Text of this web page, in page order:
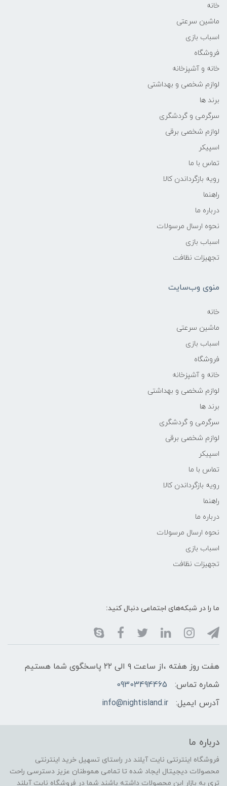
خانه
ماشین سرعتی
اسباب بازی
فروشگاه
خانه و آشپزخانه
لوازم شخصی و بهداشتی
برند ها
سرگرمی و گردشگری
لوازم شخصی برقی
اسپیکر
تماس با ما
رویه بازگرداندن کالا
راهنما
درباره ما
نحوه ارسال مرسولات
اسباب بازی
تجهیزات نظافت
منوی وب‌سایت
خانه
ماشین سرعتی
اسباب بازی
فروشگاه
خانه و آشپزخانه
لوازم شخصی و بهداشتی
برند ها
سرگرمی و گردشگری
لوازم شخصی برقی
اسپیکر
تماس با ما
رویه بازگرداندن کالا
راهنما
درباره ما
نحوه ارسال مرسولات
اسباب بازی
تجهیزات نظافت
ما را در شبکه‌های اجتماعی دنبال کنید:
هفت روز هفته ،از ساعت ۹ الی ۲۲ پاسخگوی شما هستیم
شماره تماس:
09303494465
آدرس ایمیل:
info@nightisland.ir
درباره ما
فروشگاه اینترنتی نایت آیلند در راستای تسهیل خرید اینترنتی
محصولات دیجیتال ایجاد شده تا تمامی هموطنان عزیز دسترسی راحت
تری به بازار این محصولات داشته باشند شما در فروشگاه نایت آیلند